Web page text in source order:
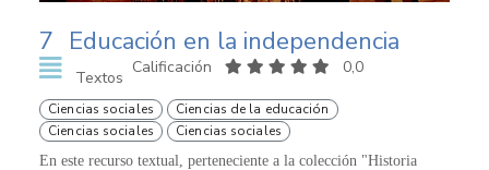
7 Educación en la independencia
Textos
Calificación 0,0
Ciencias sociales
Ciencias de la educación
Ciencias sociales
Ciencias sociales
En este recurso textual, perteneciente a la colección "Historia